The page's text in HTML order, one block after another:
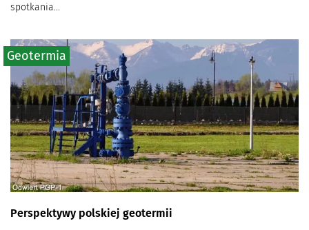
spotkania...
Perspektywy polskiej geotermii
Geotermia